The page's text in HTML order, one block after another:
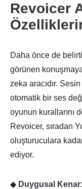
Revoicer
Daha önce de
görünen
zeka aracıdır.
otomatik bir ses
oyunun kurallarını
Revoicer, sıradan
oluşturuculara
ediyor.
◆ Duygusal Kenar